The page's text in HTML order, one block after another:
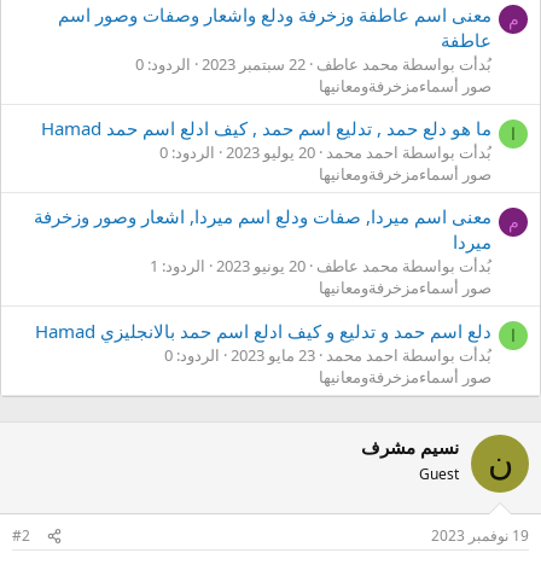
م
معنى اسم عاطفة وزخرفة ودلع واشعار وصفات وصور اسم
عاطفة
بُدأت بواسطة محمد عاطف 22 سبتمبر 2023
الردود: 0
صور أسماءمزخرفةومعانيها
ا ما هو دلع حمد , تدليع اسم حمد , كيف ادلع اسم حمد Hamad
بُدأت بواسطة احمد محمد 20 يوليو 2023
الردود: 0
صور أسماءمزخرفةومعانيها
م
معنى اسم ميردا, صفات ودلع اسم ميردا, اشعار وصور وزخرفة
ميردا
بُدأت بواسطة محمد عاطف 20 يونيو 2023
الردود: 1
صور أسماءمزخرفةومعانيها
ا دلع اسم حمد و تدليع و كيف ادلع اسم حمد بالانجليزي Hamad
بُدأت بواسطة احمد محمد 23 مايو 2023
الردود: 0
صور أسماءمزخرفةومعانيها
ن نسيم مشرف
Guest
19 نوفمبر 2023 #2